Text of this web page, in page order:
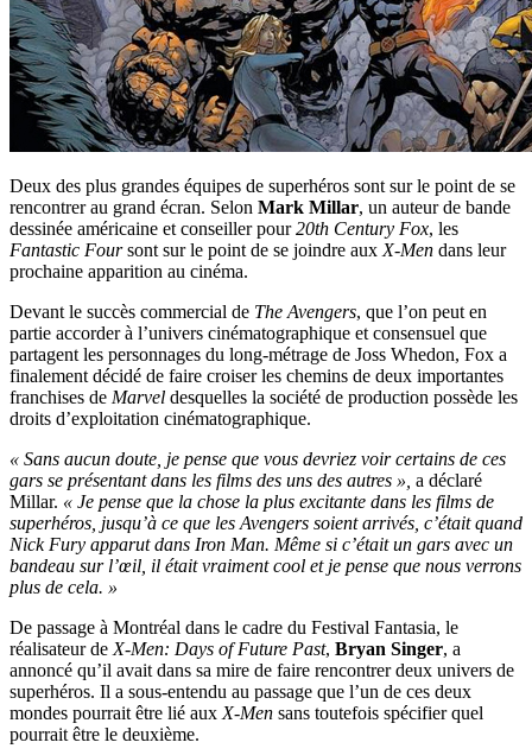
Deux des plus grandes équipes de superhéros sont sur le point de se
rencontrer au grand écran. Selon Mark Millar, un auteur de bande
dessinée américaine et conseiller pour20th Century Fox, les
Fantastic Foursont sur le point de se joindre aux X-Men dans leur
prochaine apparition au cinéma.
Devant le succès commercial de The Avengers, que l’on peut en
partie accorder à l’univers cinématographique et consensuel que
partagent les personnages du long-métrage de Joss Whedon, Fox a
finalement décidé de faire croiser les chemins de deux importantes
franchises de Marvel desquelles la société de production possède les
droits d’exploitation cinématographique.
« Sans aucun doute, je pense que vous devriez voir certains de ces
gars se présentant dans les films des uns des autres », a déclaré
Millar. « Je pense que la chose la plus excitante dans les films de
superhéros, jusqu’à ce que les Avengers soient arrivés, c’était quand
Nick Fury apparut dans Iron Man. Même si c’était un gars avec un
bandeau sur l’œil, il était vraiment cool et je pense que nous verrons
plus de cela. »
De passage à Montréal dans le cadre du Festival Fantasia, le
réalisateur de X-Men: Days of Future Past, Bryan Singer, a
annoncé qu’il avait dans sa mire de faire rencontrer deux univers de
superhéros. Il a sous-entendu au passage que l’un de ces deux
mondes pourrait être lié aux X-Men sans toutefois spécifier quel
pourrait être le deuxième.